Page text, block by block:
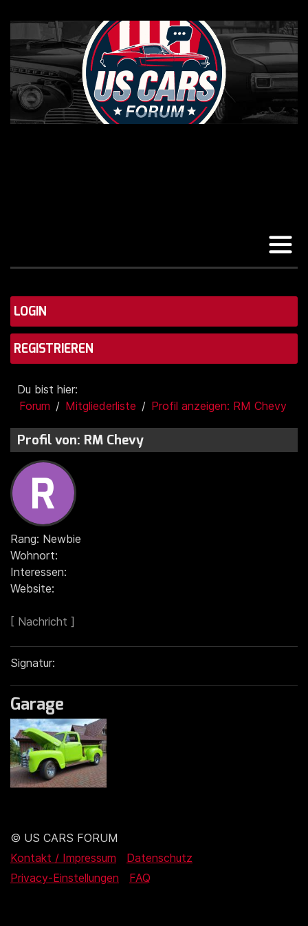
LOGIN
REGISTRIEREN
Du bist hier:
Forum
Mitgliederliste Profil anzeigen: RM Chevy
Profil von: RM Chevy
Rang: Newbie
Wohnort:
Interessen:
Website:
Signatur:
Garage
© US CARS FORUM
Kontakt / Impressum
Datenschutz
Privacy-Einstellungen
FAQ